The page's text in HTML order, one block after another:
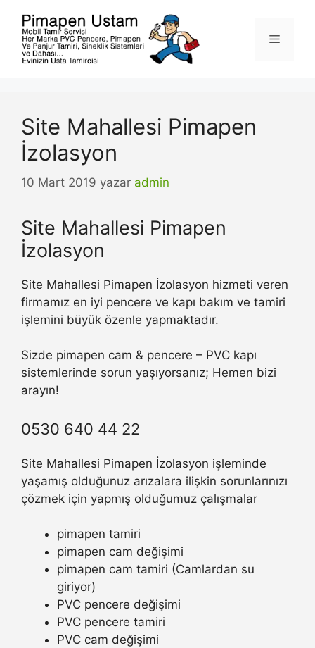
Menü
Site Mahallesi Pimapen
İzolasyon
10 Mart 2019 yazar admin
Site Mahallesi Pimapen
İzolasyon
Site Mahallesi Pimapen İzolasyon hizmeti veren
firmamız en iyi pencere ve kapı bakım ve tamiri
işlemini büyük özenle yapmaktadır.
Sizde pimapen cam & pencere – PVC kapı
sistemlerinde sorun yaşıyorsanız; Hemen bizi
arayın!
0530 640 44 22
Site Mahallesi Pimapen İzolasyon işleminde
yaşamış olduğunuz arızalara ilişkin sorunlarınızı
çözmek için yapmış olduğumuz çalışmalar
pimapen tamiri
pimapen cam değişimi
pimapen cam tamiri (Camlardan su
giriyor)
PVC pencere değişimi
PVC pencere tamiri
PVC cam değişimi